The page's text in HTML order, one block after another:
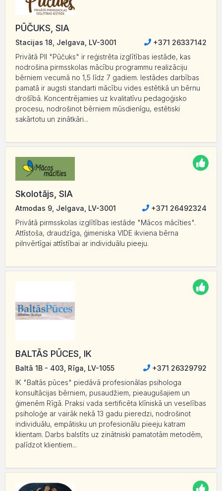
PŪČUKS, SIA
Stacijas 18, Jelgava, LV-3001
+371 26337142
Privātā PII "Pūčuks" ir reģistrēta izglītības iestāde, kas
nodrošina pirmsskolas mācību programmu realizāciju
bērniem vecumā no 1,5 līdz 7 gadiem. Iestādes darbības
pamatā ir augsti standarti mācību vides estētikā un bērnu
drošībā. Koncentrējamies uz kvalitatīvu pedagoģisko
procesu, nodrošinot bērniem mūsdienīgu, estētiski
sakārtotu un zinātkāri...
Skolotājs, SIA
Atmodas 9, Jelgava, LV-3001
+371 26492324
Privātā pirmsskolas izglītības iestāde "Mācos mācīties".
Attīstoša, draudzīga, ģimeniska VIDE ikviena bērna
pilnvērtīgai attīstībai ar individuālu pieeju.
BALTĀS PŪCES, IK
Baltā 1B - 403, Rīga, LV-1055
+371 26329792
IK "Baltās pūces" piedāvā profesionālas psihologa
konsultācijas bērniem, pusaudžiem, pieaugušajiem un
ģimenēm Rīgā. Praksi vada sertificēta klīniskā un veselības
psiholoģe ar vairāk nekā 13 gadu pieredzi, nodrošinot
individuālu, empātisku un profesionālu pieeju katram
klientam. Darbs balstīts uz zinātniski pamatotām metodēm,
palīdzot klientiem...